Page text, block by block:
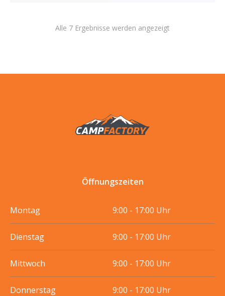
Alle 7 Ergebnisse werden angezeigt
Öffnungszeiten
Montag 9:00 - 17:00 Uhr
Dienstag 9:00 - 17:00 Uhr
Mittwoch 9:00 - 17:00 Uhr
Donnerstag 9:00 - 17:00 Uhr